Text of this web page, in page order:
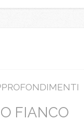
FIANCO